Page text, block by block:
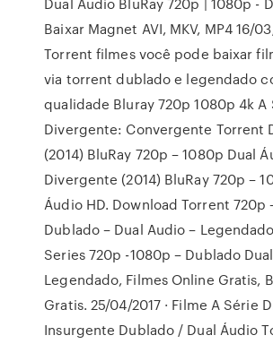
Baixar Magnet AVI, MKV, MP4 16/
Torrent filmes você pode baixar
via torrent dublado e legendado
qualidade Bluray 720p 1080p 4k A
Divergente: Convergente Torrent
(2014) BluRay 720p – 1080p Dual
Divergente (2014) BluRay 720p –
Áudio HD. Download Torrent 720p
Dublado – Dual Audio –
Series 720p -1080p – Dublado
Legendado, Filmes Online Gratis,
Gratis. 25/04/2017 · Filme A Série
Insurgente Dublado / Dual Áudio